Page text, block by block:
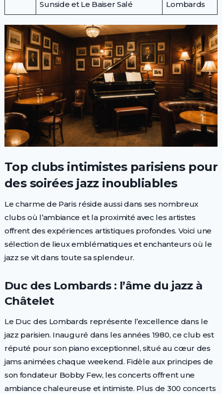
Sunside et Le Baiser Salé Lombards
Top clubs intimistes parisiens pour
des soirées jazz inoubliables
Le charme de Paris réside aussi dans ses nombreux
clubs où l’ambiance et la proximité avec les artistes
offrent des expériences artistiques profondes. Voici une
sélection de lieux emblématiques et enchanteurs où le
jazz se vit dans toute sa splendeur.
Duc des Lombards : l’âme du jazz à
Châtelet
Le Duc des Lombards représente l’excellence dans le
jazz parisien. Inauguré dans les années 1980, ce club est
réputé pour son piano exceptionnel, situé au cœur des
jams animées chaque weekend. Fidèle aux principes de
son fondateur Bobby Few, les concerts offrent une
ambiance chaleureuse et intimiste. Plus de 300 concerts